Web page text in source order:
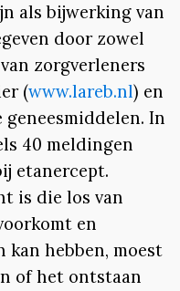
als bijwerking van
door zowel
zorgverleners
(www.lareb.nl) en
In
40 meldingen
etanercept.
is die los van
en
hebben, moest
of het ontstaan